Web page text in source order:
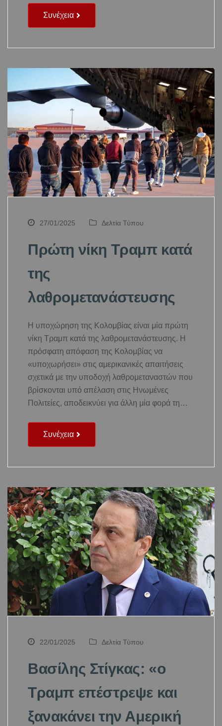
Συνέχεια
27/01/2025 Δελτία Τύπου
Πρώτη νίκη Τραμπ κατά
της
λαθρομετανάστευσης
Η υποχώρηση της Κολομβίας είναι μία πρώτη
νίκη Τραμπ κατά της λαθρομετανάστευσης. Η
πρόσφατη απόφαση της Κολομβίας να
«υποχωρήσει» στις αμερικανικές απαιτήσεις
σχετικά με την υποδοχή λαθρομεταναστών που
βρίσκονται υπό απέλαση στις Ηνωμένες
Πολιτείες, αποδεικνύει για άλλη μία φορά τη…
Συνέχεια
22/01/2025 Δελτία Τύπου
Βασίλης Στίγκας: «ο
Τραμπ επέστρεψε και
ξανακάνει την Αμερική